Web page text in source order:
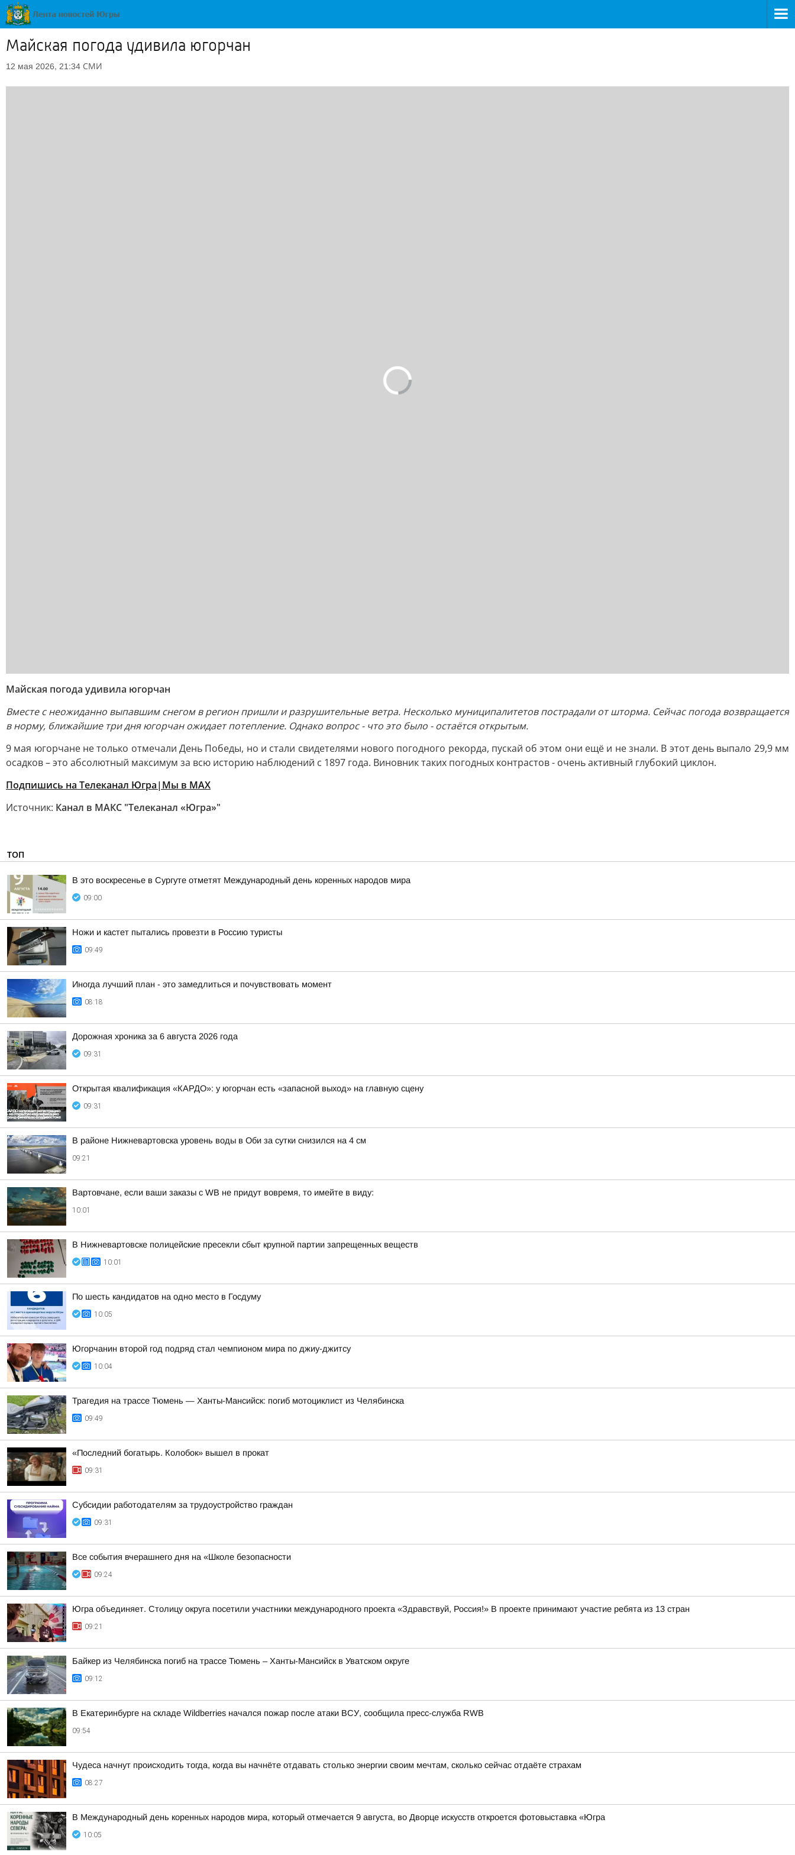
Майская погода удивила югорчан
12 мая 2026, 21:34 СМИ
Майская погода удивила югорчан
Вместе с неожиданно выпавшим снегом в регион пришли и разрушительные ветра. Несколько муниципалитетов пострадали от шторма. Сейчас погода возвращается
в норму, ближайшие три дня югорчан ожидает потепление. Однако вопрос - что это было - остаётся открытым.
9 мая югорчане не только отмечали День Победы, но и стали свидетелями нового погодного рекорда, пускай об этом они ещё и не знали. В этот день выпало 29,9 мм
осадков – это абсолютный максимум за всю историю наблюдений с 1897 года. Виновник таких погодных контрастов - очень активный глубокий циклон.
Подпишись на Телеканал Югра|Мы в MAX
Источник: Канал в МАКС "Телеканал «Югра»"
ТОП
В это воскресенье в Сургуте отметят Международный день коренных народов мира
09:00
Ножи и кастет пытались провезти в Россию туристы
09:49
Иногда лучший план - это замедлиться и почувствовать момент
08:18
Дорожная хроника за 6 августа 2026 года
09:31
Открытая квалификация «КАРДО»: у югорчан есть «запасной выход» на главную сцену
09:31
В районе Нижневартовска уровень воды в Оби за сутки снизился на 4 см
09:21
Вартовчане, если ваши заказы с WB не придут вовремя, то имейте в виду:
10:01
В Нижневартовске полицейские пресекли сбыт крупной партии запрещенных веществ
10:01
По шесть кандидатов на одно место в Госдуму
10:05
Югорчанин второй год подряд стал чемпионом мира по джиу-джитсу
10:04
Трагедия на трассе Тюмень — Ханты-Мансийск: погиб мотоциклист из Челябинска
09:49
«Последний богатырь. Колобок» вышел в прокат
09:31
Субсидии работодателям за трудоустройство граждан
09:31
Все события вчерашнего дня на «Школе безопасности
09:24
Югра объединяет. Столицу округа посетили участники международного проекта «Здравствуй, Россия!» В проекте принимают участие ребята из 13 стран
09:21
Байкер из Челябинска погиб на трассе Тюмень – Ханты-Мансийск в Уватском округе
09:12
В Екатеринбурге на складе Wildberries начался пожар после атаки ВСУ, сообщила пресс-служба RWB
09:54
Чудеса начнут происходить тогда, когда вы начнёте отдавать столько энергии своим мечтам, сколько сейчас отдаёте страхам
08:27
В Международный день коренных народов мира, который отмечается 9 августа, во Дворце искусств откроется фотовыставка «Югра
10:05